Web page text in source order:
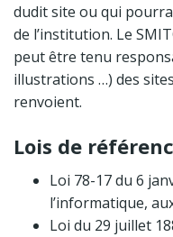
dudit site ou qui
de l’institution. Le
peut être tenu
illustrations …) des
renvoient.
Lois de
Loi 78-17 du 6
l’informatique,
Loi du 29 juillet